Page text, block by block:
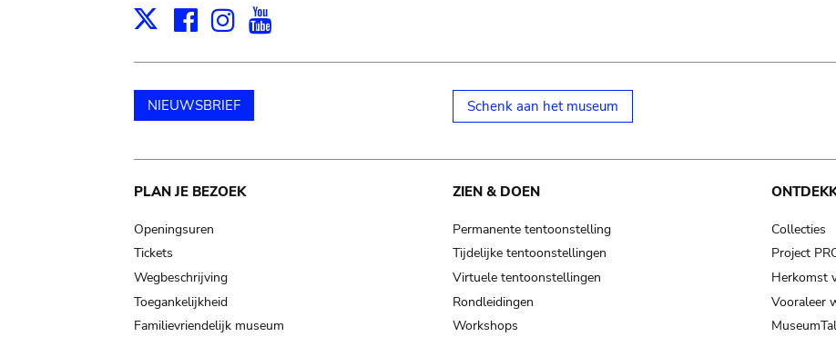
X Facebook
Instagram
NIEUWSBRIEF Schenk aan het museum
Main
navigation
PLAN JE BEZOEK
Openingsuren
Tickets
Wegbeschrijving
Toegankelijkheid
Familievriendelijk museum
ZIEN & DOEN
Permanente tentoonstelling
Tijdelijke tentoonstellingen
Virtuele tentoonstellingen
Rondleidingen
Workshops
Collecties
Project
Herkomst
Vooraleer